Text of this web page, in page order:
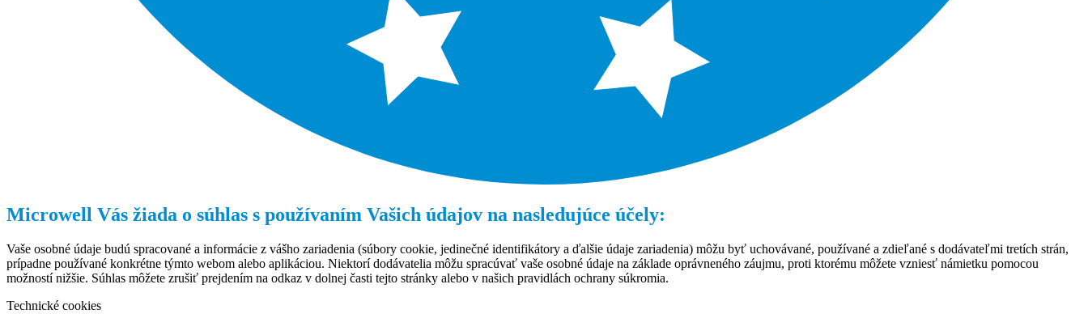
Microwell Vás žiada o súhlas s používaním Vašich údajov na nasledujúce účely:
Vaše osobné údaje budú spracované a informácie z vášho zariadenia (súbory cookie, jedinečné identifikátory a ďalšie údaje zariadenia) môžu byť uchovávané, používané a zdieľané s dodávateľmi tretích strán,
prípadne používané konkrétne týmto webom alebo aplikáciou. Niektorí dodávatelia môžu spracúvať vaše osobné údaje na základe oprávneného záujmu, proti ktorému môžete vzniesť námietku pomocou
možností nižšie. Súhlas môžete zrušiť prejdením na odkaz v dolnej časti tejto stránky alebo v našich pravidlách ochrany súkromia.
Technické cookies